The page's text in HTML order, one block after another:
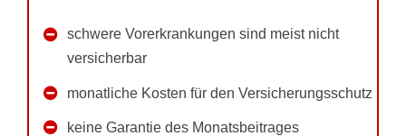
schwere Vorerkrankungen sind meist nicht
versicherbar
monatliche Kosten für den Versicherungsschutz
keine Garantie des Monatsbeitrages